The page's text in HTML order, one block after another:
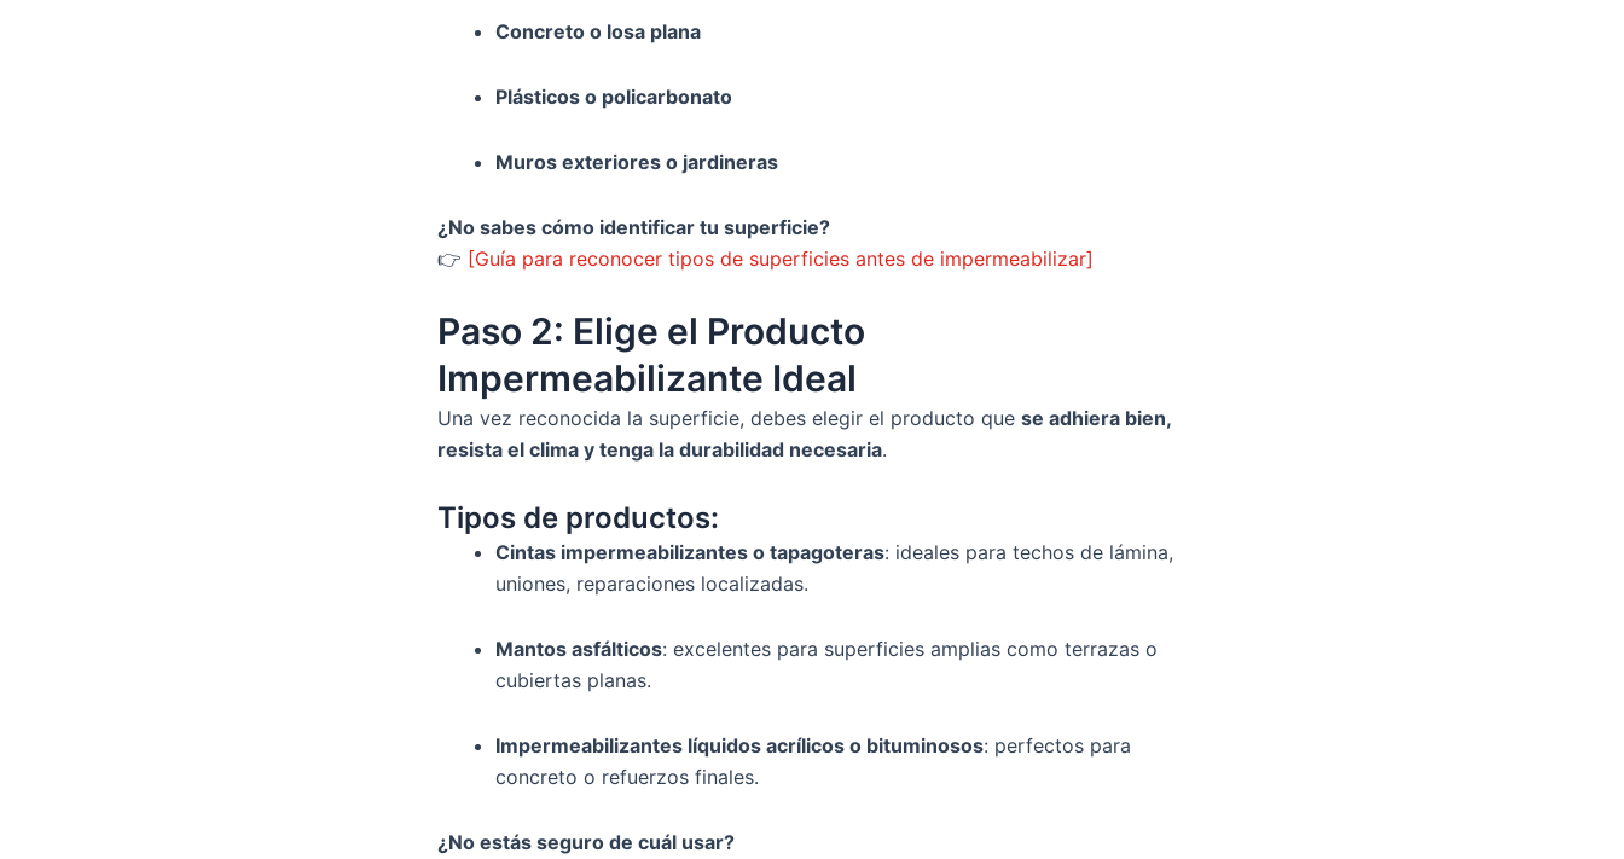
Concreto o losa plana
Plásticos o policarbonato
Muros exteriores o jardineras
¿No sabes cómo identificar tu superficie?
👉 [Guía para reconocer tipos de superficies antes de impermeabilizar]
Paso 2: Elige el Producto
Impermeabilizante Ideal
Una vez reconocida la superficie, debes elegir el producto que se adhiera bien,
resista el clima y tenga la durabilidad necesaria.
Tipos de productos:
Cintas impermeabilizantes o tapagoteras: ideales para techos de lámina,
uniones, reparaciones localizadas.
Mantos asfálticos: excelentes para superficies amplias como terrazas o
cubiertas planas.
Impermeabilizantes líquidos acrílicos o bituminosos: perfectos para
concreto o refuerzos finales.
¿No estás seguro de cuál usar?